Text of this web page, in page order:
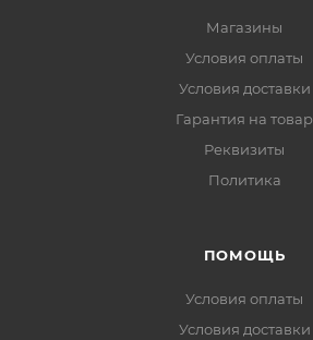
Магазины
Условия оплаты
Условия доставки
Гарантия на товар
Реквизиты
Политика
ПОМОЩЬ
Условия оплаты
Условия доставки